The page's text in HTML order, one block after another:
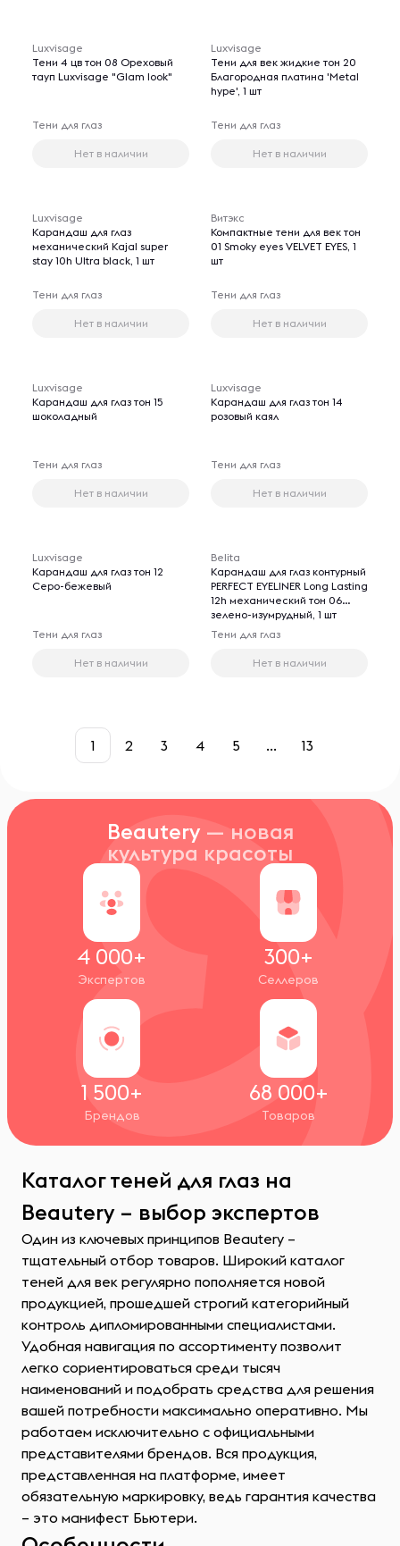
Luxvisage
Тени 4 цв тон 08 Ореховый
тауп Luxvisage "Glam look"
Тени для глаз
Нет в наличии
Luxvisage
Тени для век жидкие тон 20
Благородная платина 'Metal
hype', 1 шт
Тени для глаз
Нет в наличии
Luxvisage
Карандаш для глаз
механический Kajal super
stay 10h Ultra black, 1 шт
Тени для глаз
Нет в наличии
Витэкс
Компактные тени для век тон
01 Smoky eyes VELVET EYES, 1
шт
Тени для глаз
Нет в наличии
Luxvisage
Карандаш для глаз тон 15
шоколадный
Тени для глаз
Нет в наличии
Luxvisage
Карандаш для глаз тон 14
розовый каял
Тени для глаз
Нет в наличии
Luxvisage
Карандаш для глаз тон 12
Cеро-бежевый
Тени для глаз
Нет в наличии
Belita
Карандаш для глаз контурный
PERFECT EYELINER Long Lasting
12h механический тон 06
зелено-изумрудный, 1 шт
Тени для глаз
Нет в наличии
1 2 3 4 5 ... 13
Beautery — новая
культура красоты
4 000+
Экспертов
300+
Селлеров
1 500+
Брендов
68 000+
Товаров
Каталог теней для глаз на
Beautery – выбор экспертов
Один из ключевых принципов Beautery –
тщательный отбор товаров. Широкий каталог
теней для век регулярно пополняется новой
продукцией, прошедшей строгий категорийный
контроль дипломированными специалистами.
Удобная навигация по ассортименту позволит
легко сориентироваться среди тысяч
наименований и подобрать средства для решения
вашей потребности максимально оперативно. Мы
работаем исключительно с официальными
представителями брендов. Вся продукция,
представленная на платформе, имеет
обязательную маркировку, ведь гарантия качества
– это манифест Бьютери.